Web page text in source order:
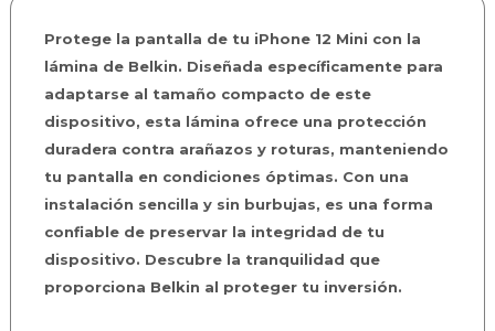
Protege la pantalla de tu iPhone 12 Mini con la
lámina de Belkin. Diseñada específicamente para
adaptarse al tamaño compacto de este
dispositivo, esta lámina ofrece una protección
duradera contra arañazos y roturas, manteniendo
tu pantalla en condiciones óptimas. Con una
instalación sencilla y sin burbujas, es una forma
confiable de preservar la integridad de tu
dispositivo. Descubre la tranquilidad que
proporciona Belkin al proteger tu inversión.